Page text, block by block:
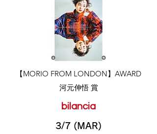
​【MORIO FROM LONDON】AWARD
河元伸悟 賞
bilancia
3/7 (MAR)